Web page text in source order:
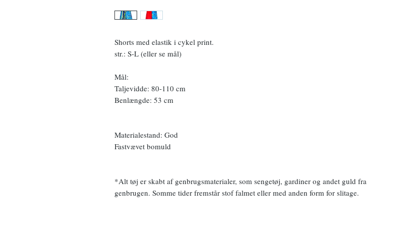
Shorts med elastik i cykel print.
str.: S-L (eller se mål)
Mål:
Taljevidde: 80-110 cm
Benlængde: 53 cm
Materialestand: God
Fastvævet bomuld
*Alt tøj er skabt af genbrugsmaterialer, som sengetøj, gardiner og andet guld fra
genbrugen. Somme tider fremstår stof falmet eller med anden form for slitage.